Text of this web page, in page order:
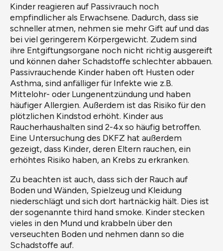
Kinder reagieren auf Passivrauch noch
empfindlicher als Erwachsene. Dadurch, dass sie
schneller atmen, nehmen sie mehr Gift auf und das
bei viel geringerem Körpergewicht. Zudem sind
ihre Entgiftungsorgane noch nicht richtig ausgereift
und können daher Schadstoffe schlechter abbauen.
Passivrauchende Kinder haben oft Husten oder
Asthma, sind anfälliger für Infekte wie z.B.
Mittelohr- oder Lungenentzündung und haben
häufiger Allergien. Außerdem ist das Risiko für den
plötzlichen Kindstod erhöht. Kinder aus
Raucherhaushalten sind 2-4x so häufig betroffen.
Eine Untersuchung des DKFZ hat außerdem
gezeigt, dass Kinder, deren Eltern rauchen, ein
erhöhtes Risiko haben, an Krebs zu erkranken.
Zu beachten ist auch, dass sich der Rauch auf
Boden und Wänden, Spielzeug und Kleidung
niederschlägt und sich dort hartnäckig hält. Dies ist
der sogenannte third hand smoke. Kinder stecken
vieles in den Mund und krabbeln über den
verseuchten Boden und nehmen dann so die
Schadstoffe auf.